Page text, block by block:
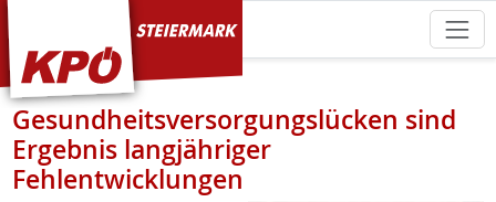
KPÖ Steiermark
Gesundheitsversorgungslücken sind
Ergebnis langjähriger
Fehlentwicklungen